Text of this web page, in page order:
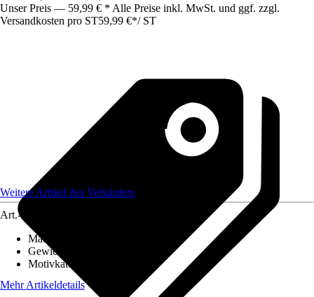
Unser Preis — 59,99 € * Alle Preise inkl. MwSt. und ggf. zzgl.
Versandkosten pro ST59,99 €*/ ST
Weitere Artikel des Verkäufers
Art.-Nr.
Material Leinwand
Gewicht
Motivkategorie
Mehr Artikeldetails